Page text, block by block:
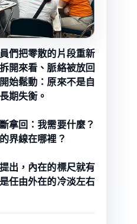
們把零散的片段重新
開來看、脈絡被放回
始鬆動：原來不是自
期失衡。
拿回：我需要什麼？
界線在哪裡？
出，內在的標尺就有
任由外在的冷淡左右